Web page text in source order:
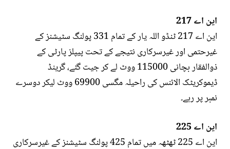
این اے 217
این اے 217 ٹنڈو اللہ یار کے تمام 331 پولنگ سٹیشنز کے
غیرحتمی اور غیرسرکاری نتیجے کے تحت پیپلز پارٹی کے
ذوالفقار بچانی 115000 ووٹ لے کر جیت گئے، گرینڈ
ڈیموکریٹک الائنس کی راحیلہ مگسی 69900 ووٹ لیکر دوسرے
نمبر پر رہے۔
این اے 225
این اے 225 ٹھٹھہ میں تمام 425 پولنگ سٹیشنز کے غیرسرکاری